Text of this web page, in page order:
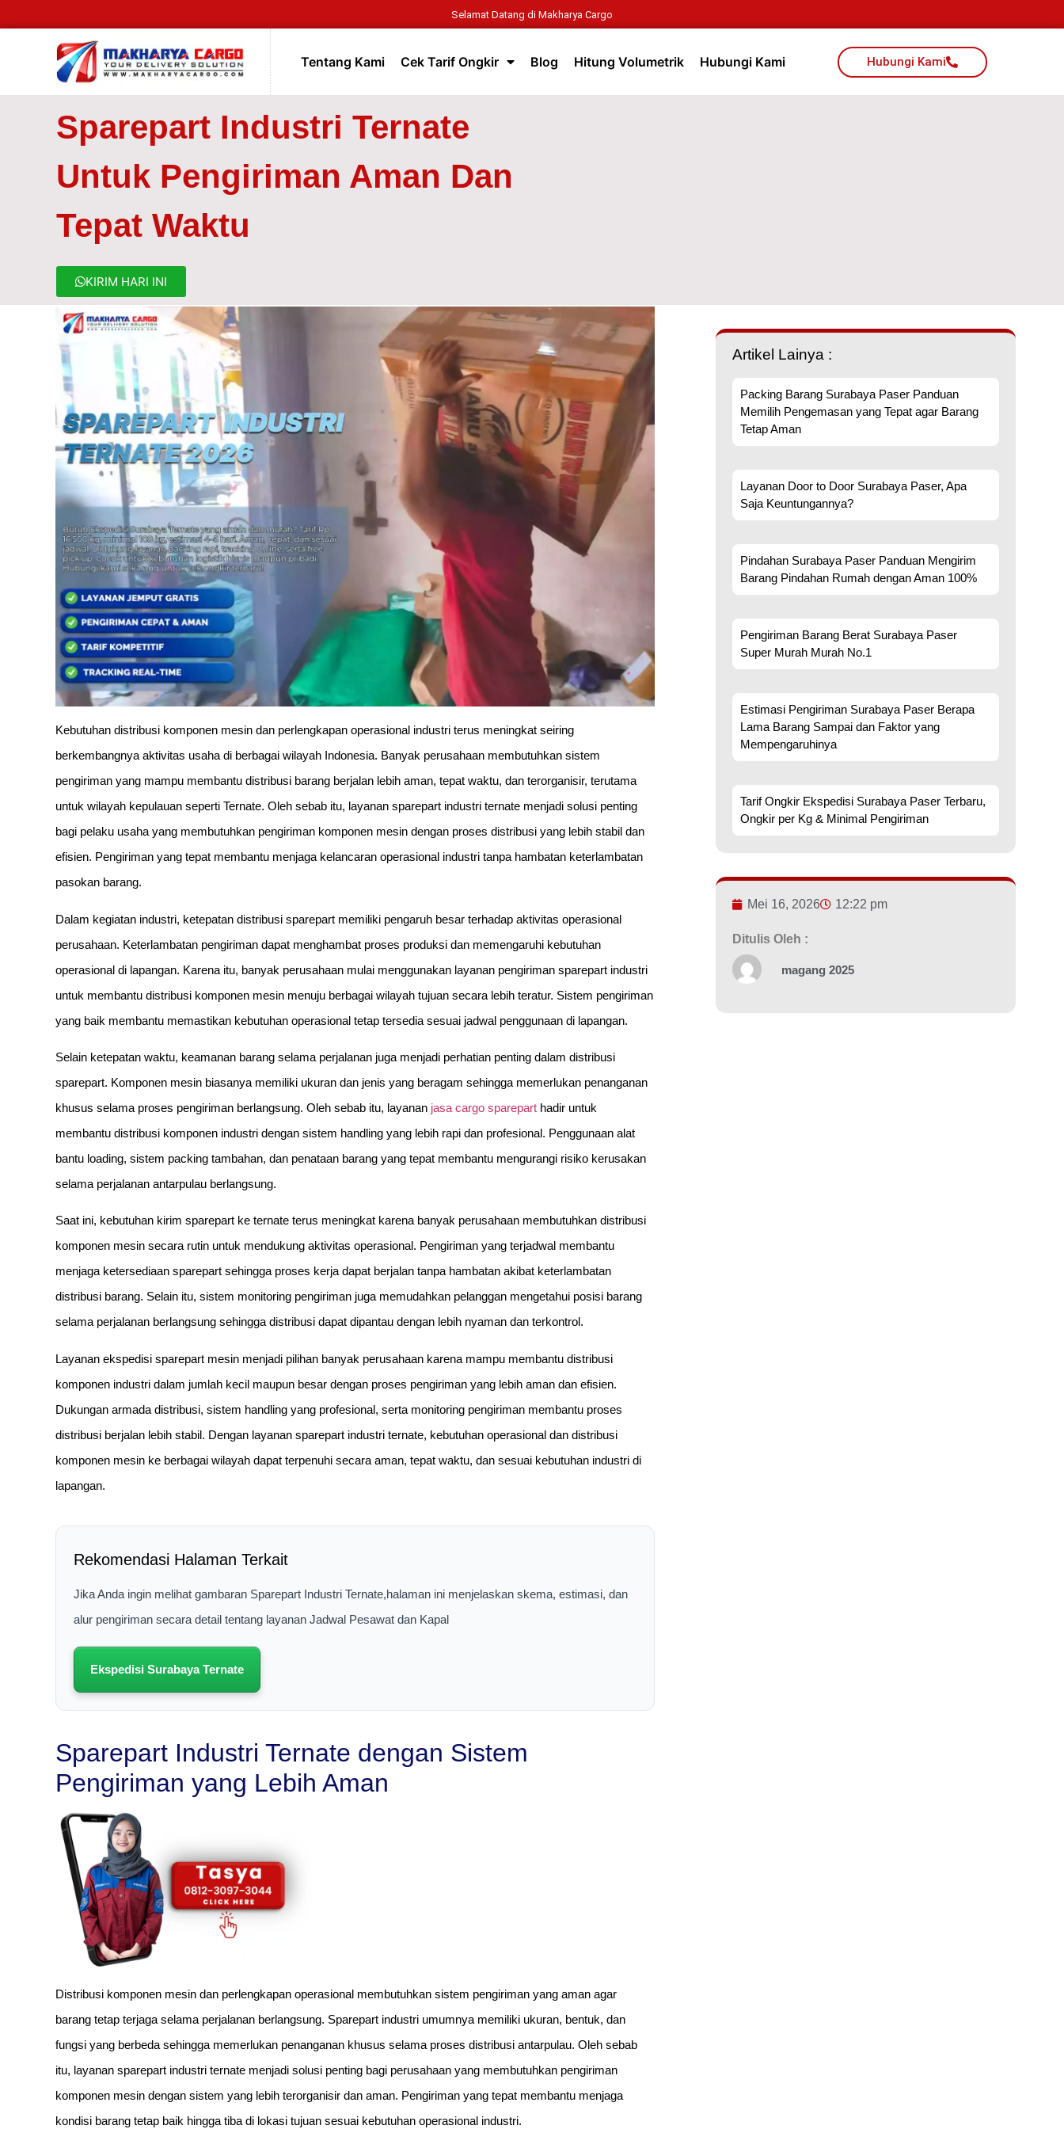
Selamat Datang di Makharya Cargo
Tentang Kami Cek Tarif Ongkir Blog Hitung Volumetrik Hubungi Kami Hubungi Kami
Sparepart Industri Ternate
Untuk Pengiriman Aman Dan
Tepat Waktu
KIRIM HARI INI
Kebutuhan distribusi komponen mesin dan perlengkapan operasional industri terus meningkat seiring
berkembangnya aktivitas usaha di berbagai wilayah Indonesia. Banyak perusahaan membutuhkan sistem
pengiriman yang mampu membantu distribusi barang berjalan lebih aman, tepat waktu, dan terorganisir, terutama
untuk wilayah kepulauan seperti Ternate. Oleh sebab itu, layanan sparepart industri ternate menjadi solusi penting
bagi pelaku usaha yang membutuhkan pengiriman komponen mesin dengan proses distribusi yang lebih stabil dan
efisien. Pengiriman yang tepat membantu menjaga kelancaran operasional industri tanpa hambatan keterlambatan
pasokan barang.
Dalam kegiatan industri, ketepatan distribusi sparepart memiliki pengaruh besar terhadap aktivitas operasional
perusahaan. Keterlambatan pengiriman dapat menghambat proses produksi dan memengaruhi kebutuhan
operasional di lapangan. Karena itu, banyak perusahaan mulai menggunakan layanan pengiriman sparepart industri
untuk membantu distribusi komponen mesin menuju berbagai wilayah tujuan secara lebih teratur. Sistem pengiriman
yang baik membantu memastikan kebutuhan operasional tetap tersedia sesuai jadwal penggunaan di lapangan.
Selain ketepatan waktu, keamanan barang selama perjalanan juga menjadi perhatian penting dalam distribusi
sparepart. Komponen mesin biasanya memiliki ukuran dan jenis yang beragam sehingga memerlukan penanganan
khusus selama proses pengiriman berlangsung. Oleh sebab itu, layanan jasa cargo sparepart hadir untuk
membantu distribusi komponen industri dengan sistem handling yang lebih rapi dan profesional. Penggunaan alat
bantu loading, sistem packing tambahan, dan penataan barang yang tepat membantu mengurangi risiko kerusakan
selama perjalanan antarpulau berlangsung.
Saat ini, kebutuhan kirim sparepart ke ternate terus meningkat karena banyak perusahaan membutuhkan distribusi
komponen mesin secara rutin untuk mendukung aktivitas operasional. Pengiriman yang terjadwal membantu
menjaga ketersediaan sparepart sehingga proses kerja dapat berjalan tanpa hambatan akibat keterlambatan
distribusi barang. Selain itu, sistem monitoring pengiriman juga memudahkan pelanggan mengetahui posisi barang
selama perjalanan berlangsung sehingga distribusi dapat dipantau dengan lebih nyaman dan terkontrol.
Layanan ekspedisi sparepart mesin menjadi pilihan banyak perusahaan karena mampu membantu distribusi
komponen industri dalam jumlah kecil maupun besar dengan proses pengiriman yang lebih aman dan efisien.
Dukungan armada distribusi, sistem handling yang profesional, serta monitoring pengiriman membantu proses
distribusi berjalan lebih stabil. Dengan layanan sparepart industri ternate, kebutuhan operasional dan distribusi
komponen mesin ke berbagai wilayah dapat terpenuhi secara aman, tepat waktu, dan sesuai kebutuhan industri di
lapangan.
Rekomendasi Halaman Terkait
Jika Anda ingin melihat gambaran Sparepart Industri Ternate,halaman ini menjelaskan skema, estimasi, dan
alur pengiriman secara detail tentang layanan Jadwal Pesawat dan Kapal
Ekspedisi Surabaya Ternate
Sparepart Industri Ternate dengan Sistem
Pengiriman yang Lebih Aman
Distribusi komponen mesin dan perlengkapan operasional membutuhkan sistem pengiriman yang aman agar
barang tetap terjaga selama perjalanan berlangsung. Sparepart industri umumnya memiliki ukuran, bentuk, dan
fungsi yang berbeda sehingga memerlukan penanganan khusus selama proses distribusi antarpulau. Oleh sebab
itu, layanan sparepart industri ternate menjadi solusi penting bagi perusahaan yang membutuhkan pengiriman
komponen mesin dengan sistem yang lebih terorganisir dan aman. Pengiriman yang tepat membantu menjaga
kondisi barang tetap baik hingga tiba di lokasi tujuan sesuai kebutuhan operasional industri.
Artikel Lainya :
Packing Barang Surabaya Paser Panduan
Memilih Pengemasan yang Tepat agar Barang
Tetap Aman
Layanan Door to Door Surabaya Paser, Apa
Saja Keuntungannya?
Pindahan Surabaya Paser Panduan Mengirim
Barang Pindahan Rumah dengan Aman 100%
Pengiriman Barang Berat Surabaya Paser
Super Murah Murah No.1
Estimasi Pengiriman Surabaya Paser Berapa
Lama Barang Sampai dan Faktor yang
Mempengaruhinya
Tarif Ongkir Ekspedisi Surabaya Paser Terbaru,
Ongkir per Kg & Minimal Pengiriman
Mei 16, 2026 12:22 pm
Ditulis Oleh :
magang 2025